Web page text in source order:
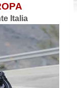
Italia